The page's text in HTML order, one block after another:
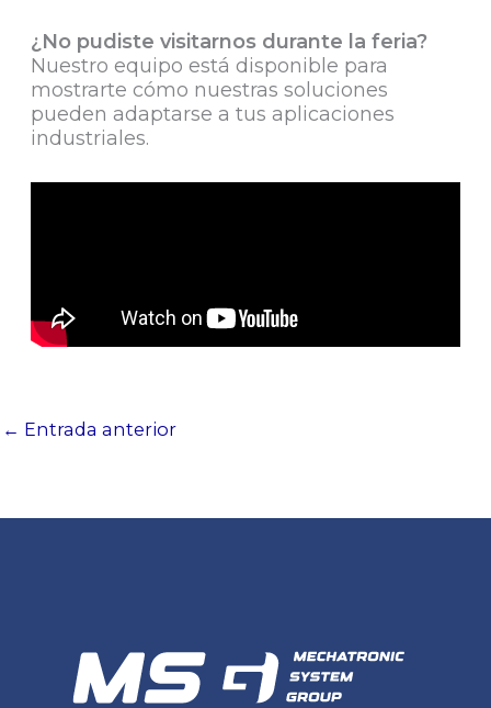
¿No pudiste visitarnos durante la feria?
Nuestro equipo está disponible para
mostrarte cómo nuestras soluciones
pueden adaptarse a tus aplicaciones
industriales.
← Entrada anterior